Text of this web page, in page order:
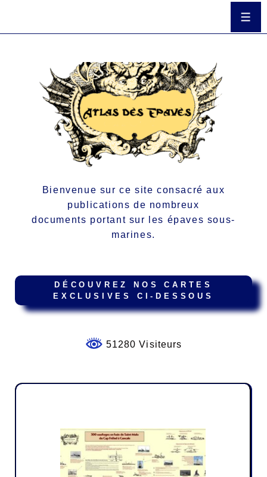
Bienvenue sur ce site consacré aux
publications de nombreux
documents portant sur les épaves sous-
marines.
DÉCOUVREZ NOS CARTES
EXCLUSIVES CI-DESSOUS
51280 Visiteurs